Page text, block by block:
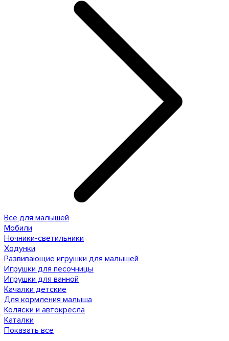
Все для малышей
Мобили
Ночники-светильники
Ходунки
Развивающие игрушки для малышей
Игрушки для песочницы
Игрушки для ванной
Качалки детские
Для кормления малыша
Коляски и автокресла
Каталки
Показать все